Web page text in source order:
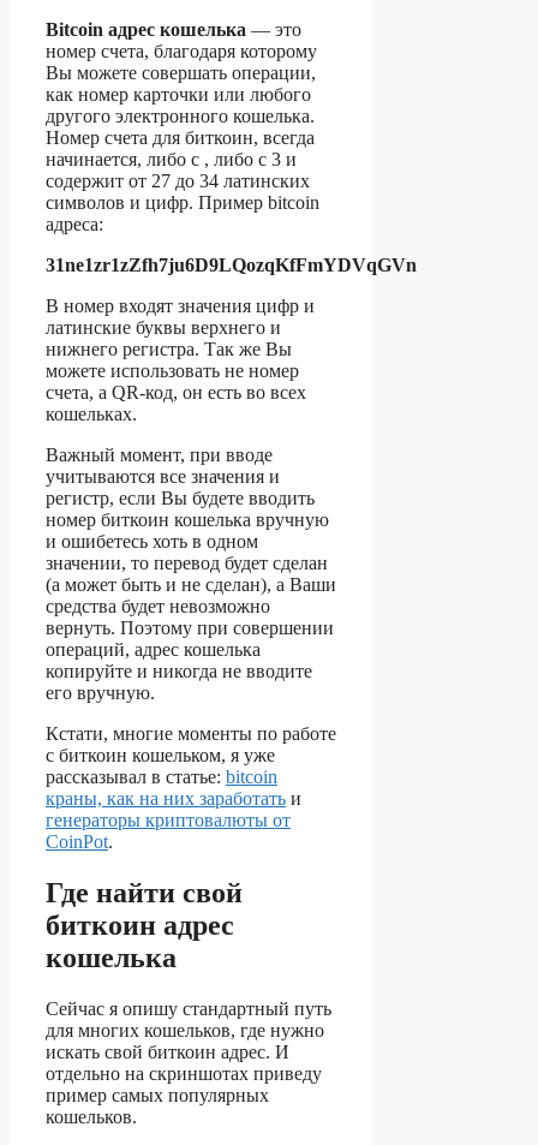
Bitcoin адрес кошелька — это
номер счета, благодаря которому
Вы можете совершать операции,
как номер карточки или любого
другого электронного кошелька.
Номер счета для биткоин, всегда
начинается, либо с , либо с 3 и
содержит от 27 до 34 латинских
символов и цифр. Пример bitcoin
адреса:
31ne1zr1zZfh7ju6D9LQozqKfFmYDVqGVn
В номер входят значения цифр и
латинские буквы верхнего и
нижнего регистра. Так же Вы
можете использовать не номер
счета, а QR-код, он есть во всех
кошельках.
Важный момент, при вводе
учитываются все значения и
регистр, если Вы будете вводить
номер биткоин кошелька вручную
и ошибетесь хоть в одном
значении, то перевод будет сделан
(а может быть и не сделан), а Ваши
средства будет невозможно
вернуть. Поэтому при совершении
операций, адрес кошелька
копируйте и никогда не вводите
его вручную.
Кстати, многие моменты по работе
с биткоин кошельком, я уже
рассказывал в статье: bitcoin
краны, как на них заработать и
генераторы криптовалюты от
CoinPot.
Где найти свой
биткоин адрес
кошелька
Сейчас я опишу стандартный путь
для многих кошельков, где нужно
искать свой биткоин адрес. И
отдельно на скриншотах приведу
пример самых популярных
кошельков.